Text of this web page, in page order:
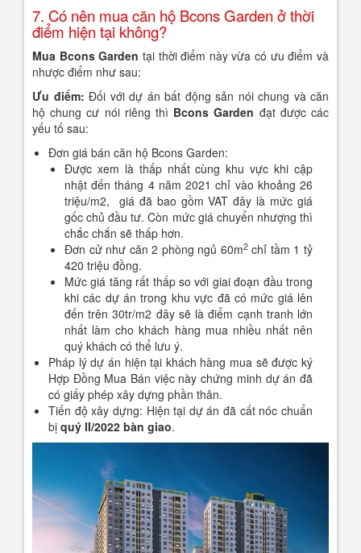
7. Có nên mua căn hộ Bcons Garden ở thời
điểm hiện tại không?
Mua Bcons Garden tại thời điểm này vừa có ưu điểm và
nhược điểm như sau:
Ưu điểm: Đối với dự án bất động sản nói chung và căn
hộ chung cư nói riêng thì Bcons Garden đạt được các
yếu tố sau:
Đơn giá bán căn hộ Bcons Garden:
Được xem là thấp nhất cùng khu vực khi cập
nhật đến tháng 4 năm 2021 chỉ vào khoảng 26
triệu/m2, giá đã bao gồm VAT đây là mức giá
gốc chủ đầu tư. Còn mức giá chuyển nhượng thì
chắc chắn sẽ thấp hơn.
Đơn cử như căn 2 phòng ngủ 60m2chỉ tầm 1 tỷ
420 triệu đồng.
Mức giá tăng rất thấp so với giai đoạn đầu trong
khi các dự án trong khu vực đã có mức giá lên
đến trên 30tr/m2 đây sẽ là điểm cạnh tranh lớn
nhất làm cho khách hàng mua nhiều nhất nên
quý khách có thể lưu ý.
Pháp lý dự án hiện tại khách hàng mua sẽ được ký
Hợp Đồng Mua Bán việc này chứng minh dự án đã
có giấy phép xây dựng phần thân.
Tiến độ xây dựng: Hiện tại dự án đã cất nóc chuẩn
bị quý II/2022 bàn giao.